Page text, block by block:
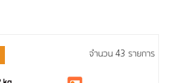
จำนวน 43 รายการ